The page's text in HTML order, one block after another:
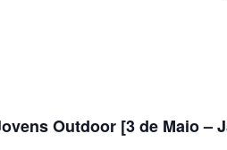
Outdoor [3 de Maio –